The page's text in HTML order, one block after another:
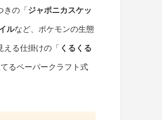
の「 ジャポニカスケッ
ルなど、ポケモンの生態
る仕掛けの「 くるくる
るペーパークラフト式